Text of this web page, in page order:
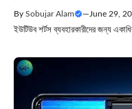
By Sobujar Alam — June 29,
ইউটিউব শর্টস ব্যবহারকারীদের জন্য